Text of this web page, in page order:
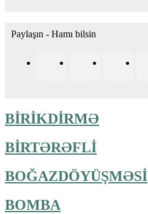
Paylaşın - Hamı bilsin
BİRİKDİRMƏ
BİRTƏRƏFLİ
BOĞAZDÖYÜŞMƏSİ
BOMBA